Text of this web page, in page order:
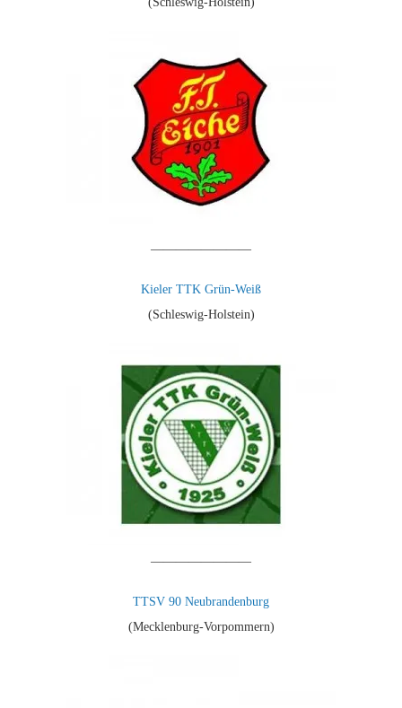
————————
Kieler TTK Grün-Weiß
(Schleswig-Holstein)
————————
TTSV 90 Neubrandenburg
(Mecklenburg-Vorpommern)